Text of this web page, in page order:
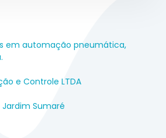
em automação pneumática,
e Controle LTDA
Sumaré